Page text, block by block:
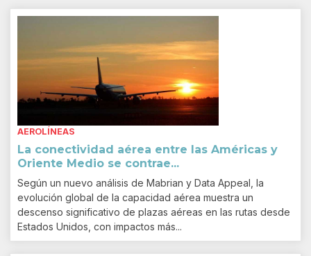
AEROLÍNEAS
La conectividad aérea entre las Américas y
Oriente Medio se contrae...
Según un nuevo análisis de Mabrian y Data Appeal, la
evolución global de la capacidad aérea muestra un
descenso significativo de plazas aéreas en las rutas desde
Estados Unidos, con impactos más...